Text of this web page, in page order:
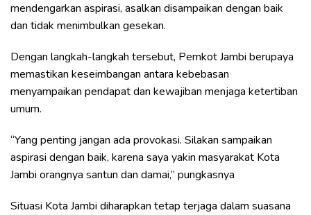
mendengarkan aspirasi, asalkan disampaikan dengan baik
dan tidak menimbulkan gesekan.
Dengan langkah-langkah tersebut, Pemkot Jambi berupaya
memastikan keseimbangan antara kebebasan
menyampaikan pendapat dan kewajiban menjaga ketertiban
umum.
“Yang penting jangan ada provokasi. Silakan sampaikan
aspirasi dengan baik, karena saya yakin masyarakat Kota
Jambi orangnya santun dan damai,” pungkasnya
Situasi Kota Jambi diharapkan tetap terjaga dalam suasana